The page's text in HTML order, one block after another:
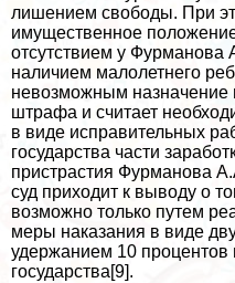
лишением свободы. При
имущественное
отсутствием у Фурманова
наличием малолетнего
невозможным назначение
штрафа и считает
в виде исправительных
государства части
пристрастия Фурманова
суд приходит к выводу о
возможно только путем
меры наказания в виде
удержанием 10 процентов
государства[9].